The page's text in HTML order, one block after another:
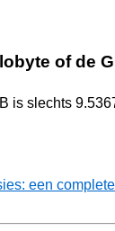
of de
is slechts
een